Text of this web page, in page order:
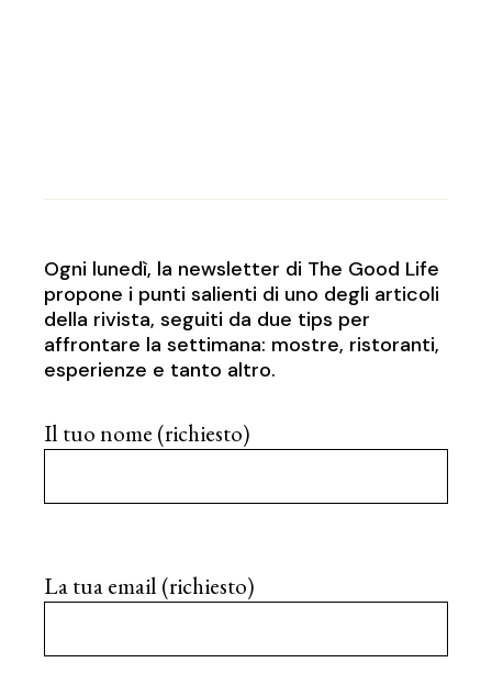
Ogni lunedì, la newsletter di The Good Life
propone i punti salienti di uno degli articoli
della rivista, seguiti da due tips per
affrontare la settimana: mostre, ristoranti,
esperienze e tanto altro.
Il tuo nome (richiesto)
La tua email (richiesto)